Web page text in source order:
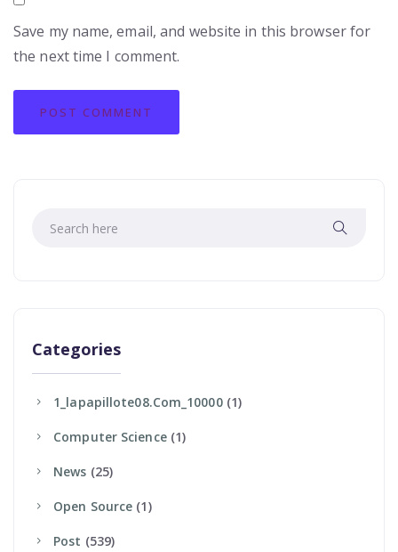
Save my name, email, and website in this browser for
the next time I comment.
Categories
1_lapapillote08.com_10000(1)
Computer Science(1)
News (25)
Open Source (1)
Post (539)